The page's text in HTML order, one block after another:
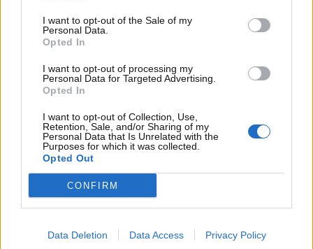
I want to opt-out of the Sale of my
Personal Data.
Opted In
I want to opt-out of processing my
Personal Data for Targeted Advertising.
Opted In
I want to opt-out of Collection, Use,
Retention, Sale, and/or Sharing of my
Personal Data that Is Unrelated with the
Purposes for which it was collected.
Opted Out
CONFIRM
Data Deletion Data Access Privacy Policy
L’auto nuova più economica di ogni marchio
attualmente sul mercato: tutto quello che c’è da
sapere – www.motorinews24.com